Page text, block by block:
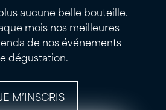
aucune belle bouteille.
mois nos meilleures
de nos événements
dégustation.
M’INSCRIS